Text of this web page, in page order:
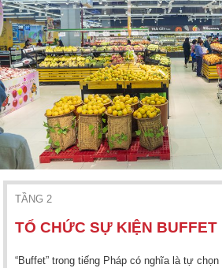
TẦNG 2
TỔ CHỨC SỰ KIỆN BUFFET
“Buffet” trong tiếng Pháp có nghĩa là tự chọn